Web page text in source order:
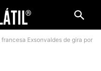
francesa Exsonvaldes de gira por